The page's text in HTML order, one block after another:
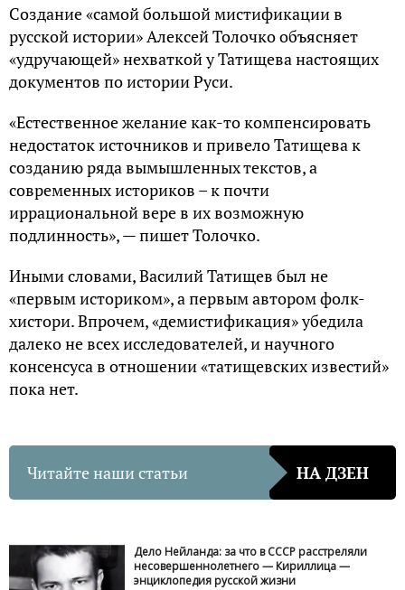
Создание «самой большой мистификации в
русской истории» Алексей Толочко объясняет
«удручающей» нехваткой у Татищева настоящих
документов по истории Руси.
«Естественное желание как-то компенсировать
недостаток источников и привело Татищева к
созданию ряда вымышленных текстов, а
современных историков – к почти
иррациональной вере в их возможную
подлинность», — пишет Толочко.
Иными словами, Василий Татищев был не
«первым историком», а первым автором фолк-
хистори. Впрочем, «демистификация» убедила
далеко не всех исследователей, и научного
консенсуса в отношении «татищевских известий»
пока нет.
Читайте наши статьи НА ДЗЕН
Дело Нейланда: за что в СССР расстреляли
несовершеннолетнего — Кириллица —
энциклопедия русской жизни